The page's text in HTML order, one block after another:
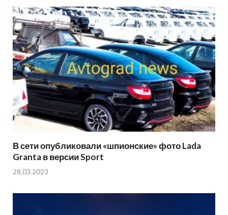
В сети опубликовали «шпионские» фото Lada
Granta в версии Sport
28.03.2023